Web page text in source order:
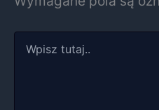
tutaj..